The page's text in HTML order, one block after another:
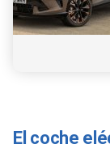
El coche